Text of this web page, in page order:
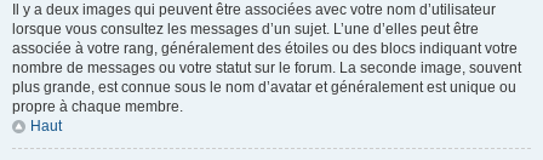
Il y a deux images qui peuvent être associées avec votre nom d’utilisateur
lorsque vous consultez les messages d’un sujet. L’une d’elles peut être
associée à votre rang, généralement des étoiles ou des blocs indiquant votre
nombre de messages ou votre statut sur le forum. La seconde image, souvent
plus grande, est connue sous le nom d’avatar et généralement est unique ou
propre à chaque membre.
Haut